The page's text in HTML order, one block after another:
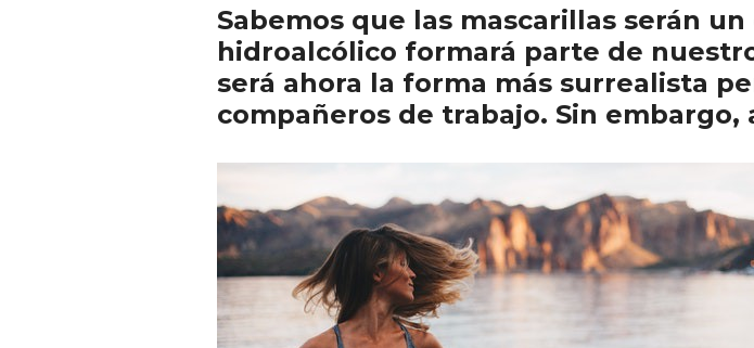
Sabemos que las mascarillas serán
hidroalcólico formará parte de
será ahora la forma más surrealista
compañeros de trabajo. Sin